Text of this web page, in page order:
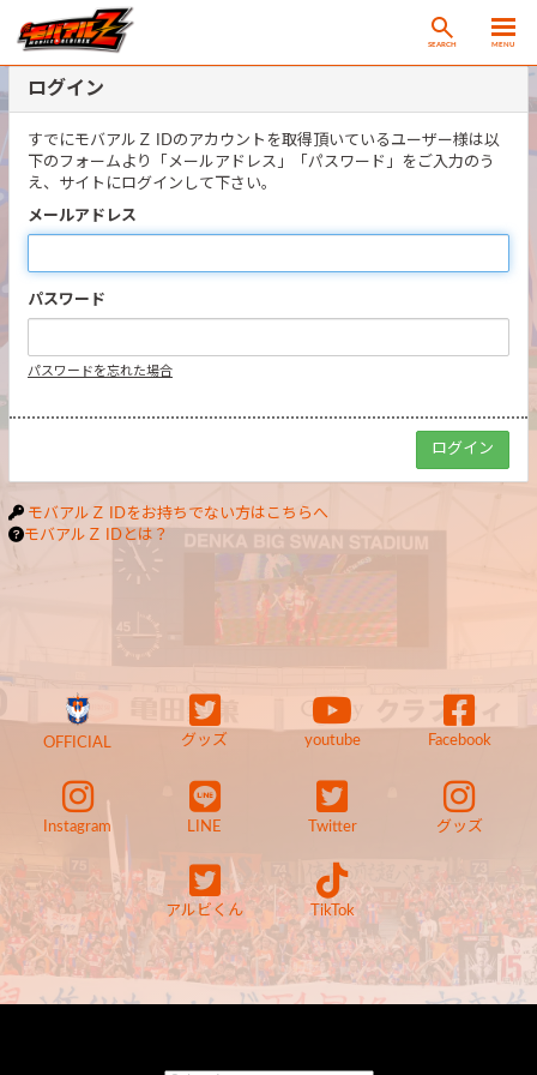
SEARCH MENU
ログイン
すでにモバアルＺ IDのアカウントを取得頂いているユーザー様は以
下のフォームより「メールアドレス」「パスワード」をご入力のう
え、サイトにログインして下さい。
メールアドレス
パスワード
パスワードを忘れた場合
モバアルＺ IDをお持ちでない方はこちらへ
モバアルＺ IDとは？
OFFICIAL グッズ youtube Facebook
Instagram LINE Twitter グッズ
アルビくん TikTok